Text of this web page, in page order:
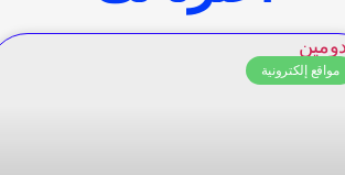
مواقع إلكترونية